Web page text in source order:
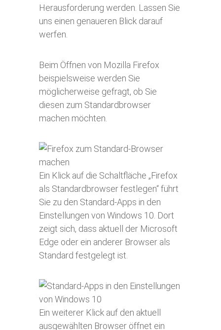
Herausforderung werden. Lassen Sie
uns einen genaueren Blick darauf
werfen.
Beim Öffnen von Mozilla Firefox
beispielsweise werden Sie
möglicherweise gefragt, ob Sie
diesen zum Standardbrowser
machen möchten.
Ein Klick auf die Schaltfläche „Firefox
als Standardbrowser festlegen“ führt
Sie zu den Standard-Apps in den
Einstellungen von Windows 10. Dort
zeigt sich, dass aktuell der Microsoft
Edge oder ein anderer Browser als
Standard festgelegt ist.
Ein weiterer Klick auf den aktuell
ausgewählten Browser öffnet ein